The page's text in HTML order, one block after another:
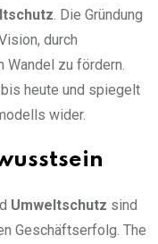
. Die Gründung
durch
Wandel zu fördern.
heute und spiegelt
wider.
Umweltschutz sind
Geschäftserfolg. The